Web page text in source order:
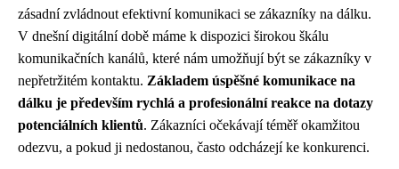
zásadní zvládnout efektivní komunikaci se zákazníky na dálku.
V dnešní digitální době máme k dispozici širokou škálu
komunikačních kanálů, které nám umožňují být se zákazníky v
nepřetržitém kontaktu. Základem úspěšné komunikace na
dálku je především rychlá a profesionální reakce na dotazy
potenciálních klientů. Zákazníci očekávají téměř okamžitou
odezvu, a pokud ji nedostanou, často odcházejí ke konkurenci.